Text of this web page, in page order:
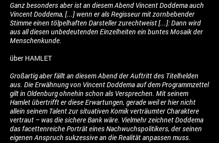
Ganz besonders aber ist an diesem Abend Vincent Doddema auch
Vincent Doddema, [...] wenn er als Regisseur mit zornbebender
Stimme einen tölpelhaften Darsteller zurechtweist [...]: Dann wird
aus all diesen unbedeutenden Einzelheiten ein buntes Mosaik der
Menschenkunde.
über HAMLET
Großartig aber fällt an diesem Abend der Auftritt des Titelhelden
aus. Die Erwähnung von Vincent Doddema auf dem Programmzettel
gilt in Oldenburg ohnehin schon als Versprechen. Mit seinem
Hamlet übertrifft er diese Erwartungen, gerade weil er hier nicht
allein seinem Talent zur situativen Komik verträumter Charaktere
vertraut – was die sichere Bank wäre. Vielmehr zeichnet Doddema
das facettenreiche Porträt eines Nachwuchspolitikers, der seinen
eigenen Anspruch sukzessive an die Realität anpassen muss.